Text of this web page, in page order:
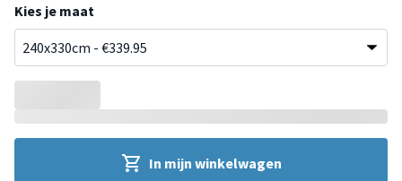
Kies je maat
In mijn winkelwagen